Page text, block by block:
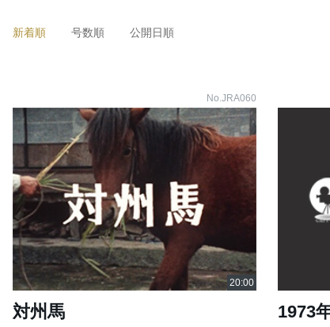
新着順 号数順 公開日順
No.JRA060
対州馬
1973